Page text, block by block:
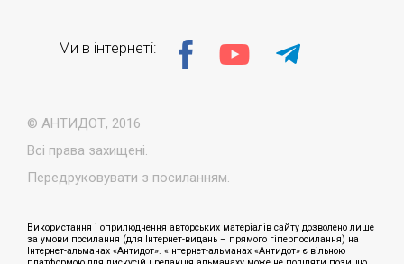
© АНТИДОТ, 2016
Всі права захищені.
Передруковувати з посиланням.
Ми в інтернеті:
Використання і оприлюднення авторських матеріалів сайту дозволено лише
за умови посилання (для Інтернет-видань – прямого гіперпосилання) на
Інтернет-альманах «Антидот». «Інтернет-альманах «Антидот» є вільною